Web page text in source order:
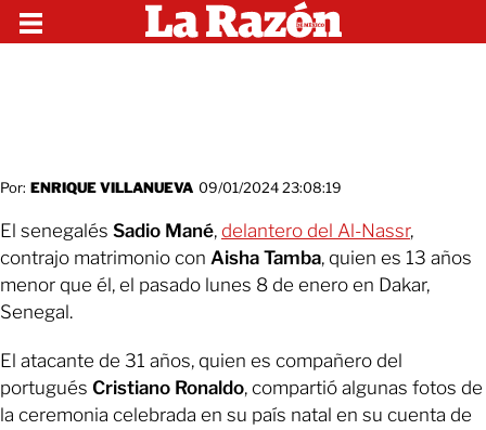
Por: ENRIQUE VILLANUEVA 09/01/2024 23:08:19
El senegalés Sadio Mané, delantero del Al-Nassr,
contrajo matrimonio con Aisha Tamba, quien es 13 años
menor que él, el pasado lunes 8 de enero en Dakar,
Senegal.
El atacante de 31 años, quien es compañero del
portugués Cristiano Ronaldo, compartió algunas fotos de
la ceremonia celebrada en su país natal en su cuenta de